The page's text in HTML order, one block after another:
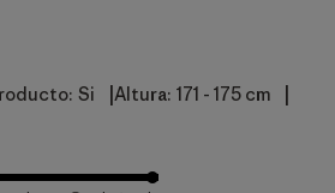
Si Altura: 171 - 175 cm